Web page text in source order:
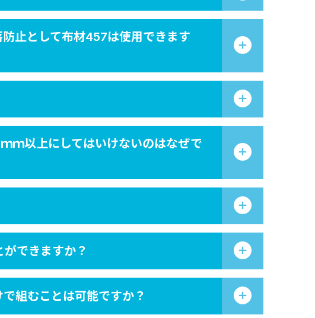
止として布材457は使用できます
ｍ以上にしてはいけないのはなぜで
できますか？
組むことは可能ですか？